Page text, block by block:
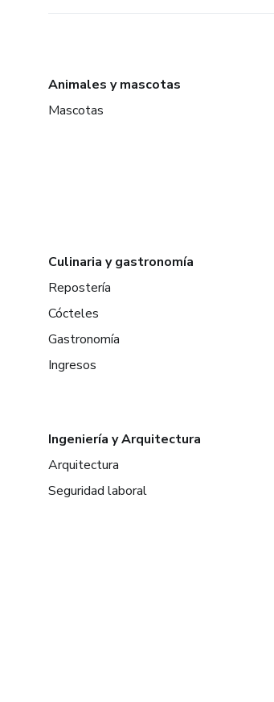
Animales y mascotas
Mascotas
Culinaria y gastronomía
Repostería
Cócteles
Gastronomía
Ingresos
Ingeniería y Arquitectura
Arquitectura
Seguridad laboral